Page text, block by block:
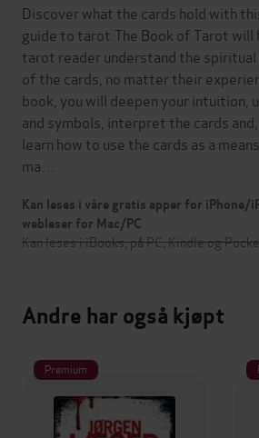
Discover what the cards hold with
guide to tarot.The Book of Tarot will
tarot reader understand the
of the cards, no matter their
book, you will deepen your intuition,
and symbols, interpret the cards
learn how to use the cards as a
ma…
Kan leses i våre gratis apper for iPhone/
webleser for Mac/PC
Kan leses i iBooks, på PC, Kindle og
Andre har også kjøpt
Premium